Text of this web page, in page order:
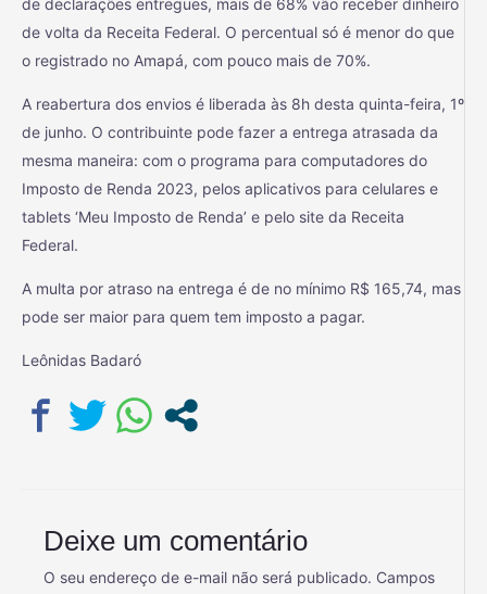
de declarações entregues, mais de 68% vão receber dinheiro
de volta da Receita Federal. O percentual só é menor do que
o registrado no Amapá, com pouco mais de 70%.
A reabertura dos envios é liberada às 8h desta quinta-feira, 1º
de junho. O contribuinte pode fazer a entrega atrasada da
mesma maneira: com o programa para computadores do
Imposto de Renda 2023, pelos aplicativos para celulares e
tablets ‘Meu Imposto de Renda’ e pelo site da Receita
Federal.
A multa por atraso na entrega é de no mínimo R$ 165,74, mas
pode ser maior para quem tem imposto a pagar.
Leônidas Badaró
Deixe um comentário
O seu endereço de e-mail não será publicado. Campos